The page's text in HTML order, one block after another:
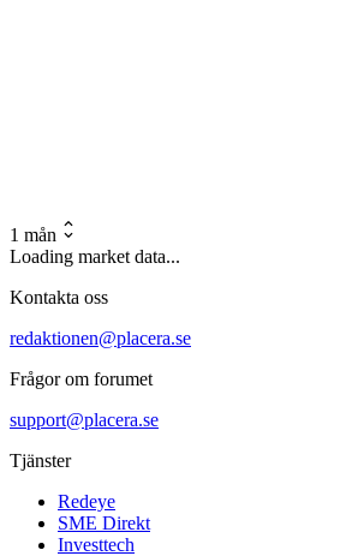
1 mån
Loading market data...
Kontakta oss
redaktionen@placera.se
Frågor om forumet
support@placera.se
Tjänster
Redeye
SME Direkt
Investtech